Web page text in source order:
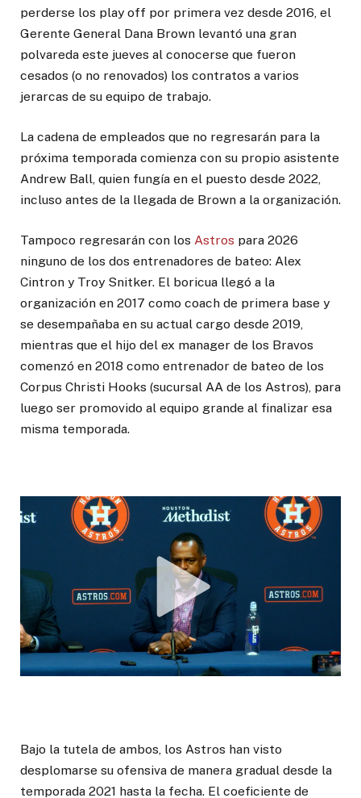
perderse los play off por primera vez desde 2016, el
Gerente General Dana Brown levantó una gran
polvareda este jueves al conocerse que fueron
cesados (o no renovados) los contratos a varios
jerarcas de su equipo de trabajo.
La cadena de empleados que no regresarán para la
próxima temporada comienza con su propio asistente
Andrew Ball, quien fungía en el puesto desde 2022,
incluso antes de la llegada de Brown a la organización.
Tampoco regresarán con los Astros para 2026
ninguno de los dos entrenadores de bateo: Alex
Cintron y Troy Snitker. El boricua llegó a la
organización en 2017 como coach de primera base y
se desempañaba en su actual cargo desde 2019,
mientras que el hijo del ex manager de los Bravos
comenzó en 2018 como entrenador de bateo de los
Corpus Christi Hooks (sucursal AA de los Astros), para
luego ser promovido al equipo grande al finalizar esa
misma temporada.
Bajo la tutela de ambos, los Astros han visto
desplomarse su ofensiva de manera gradual desde la
temporada 2021 hasta la fecha. El coeficiente de